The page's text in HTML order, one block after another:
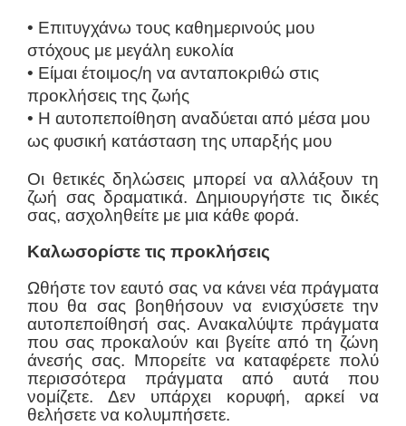
• Επιτυγχάνω τους καθημερινούς μου
στόχους με μεγάλη ευκολία
• Είμαι έτοιμος/η να ανταποκριθώ στις
προκλήσεις της ζωής
• Η αυτοπεποίθηση αναδύεται από μέσα μου
ως φυσική κατάσταση της υπαρξής μου
Οι θετικές δηλώσεις μπορεί να αλλάξουν τη
ζωή σας δραματικά. Δημιουργήστε τις δικές
σας, ασχοληθείτε με μια κάθε φορά.
Καλωσορίστε τις προκλήσεις
Ωθήστε τον εαυτό σας να κάνει νέα πράγματα
που θα σας βοηθήσουν να ενισχύσετε την
αυτοπεποίθησή σας. Ανακαλύψτε πράγματα
που σας προκαλούν και βγείτε από τη ζώνη
άνεσής σας. Μπορείτε να καταφέρετε πολύ
περισσότερα πράγματα από αυτά που
νομίζετε. Δεν υπάρχει κορυφή, αρκεί να
θελήσετε να κολυμπήσετε.